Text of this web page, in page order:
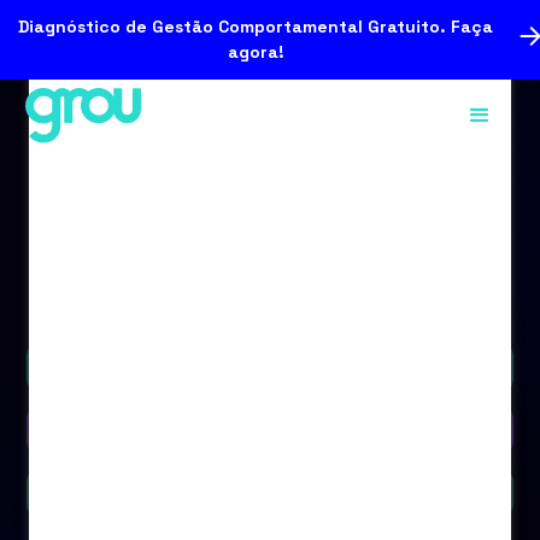
Diagnóstico de Gestão Comportamental Gratuito. Faça
agora!